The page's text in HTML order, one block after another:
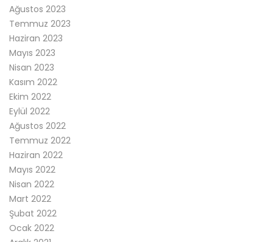
Ağustos 2023
Temmuz 2023
Haziran 2023
Mayıs 2023
Nisan 2023
Kasım 2022
Ekim 2022
Eylül 2022
Ağustos 2022
Temmuz 2022
Haziran 2022
Mayıs 2022
Nisan 2022
Mart 2022
Şubat 2022
Ocak 2022